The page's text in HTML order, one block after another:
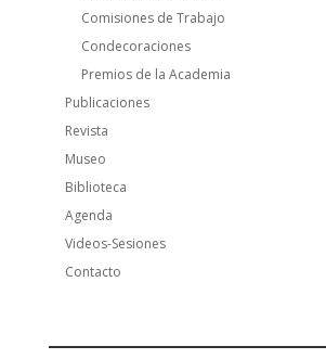
Comisiones de Trabajo
Condecoraciones
Premios de la Academia
Publicaciones
Revista
Museo
Biblioteca
Agenda
Videos-Sesiones
Contacto